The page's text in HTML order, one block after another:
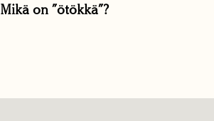
Mikä on ”ötökkä”?